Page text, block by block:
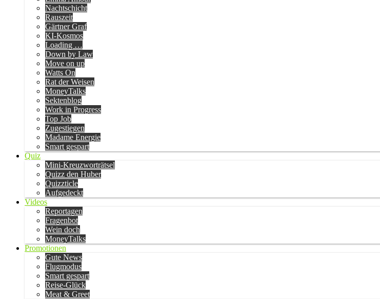
Nachtschicht
Rauszeit
Gärtner Graf
KI-Kosmos
Loading …
Down by Law
Move on up
Watts On
Rat der Weisen
MoneyTalks
Sektenblog
Work in Progress
Top Job
Zugestiegen
Madame Energie
Smart gespart
Quiz
Mini-Kreuzworträtsel
Quizz den Huber
Quizzticle
Aufgedeckt
Videos
Reportagen
Fragenbot
Wein doch
MoneyTalks
Promotionen
Gute News
Flugmodus
Smart gespart
Reise-Glück
Meat & Greet